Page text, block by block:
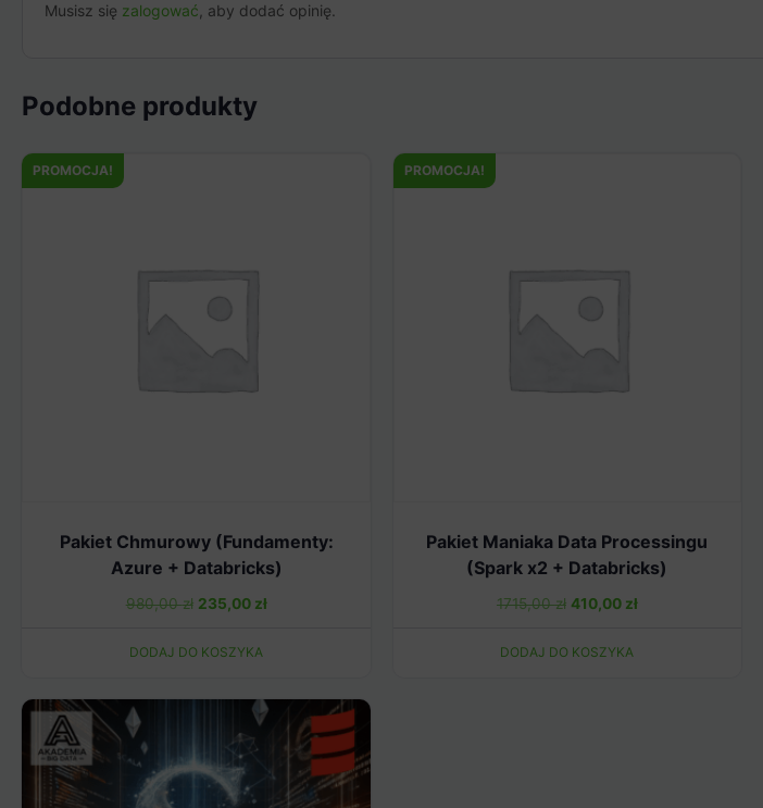
Musisz się zalogować , aby dodać opinię.
Podobne produkty
PROMOCJA!
Pakiet Chmurowy (Fundamenty:
Azure + Databricks)
980,00zł Pierwotna
wynosiła:
235,00 złAktualna
DODAJ DO KOSZYKA
PROMOCJA!
Pakiet Maniaka Data Processingu
(Spark x2 + Databricks)
1715,00zł Pierwotna
wynosiła:
410,00 złAktualna
DODAJ DO KOSZYKA